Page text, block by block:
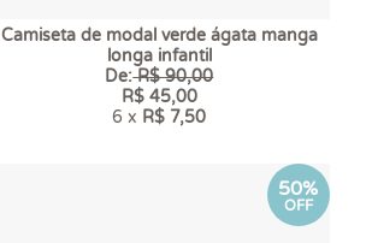
Camiseta de modal verde ágata manga
longa infantil
De:R$ 90,00
R$ 45,00
6 x R$ 7,50
50%
OFF